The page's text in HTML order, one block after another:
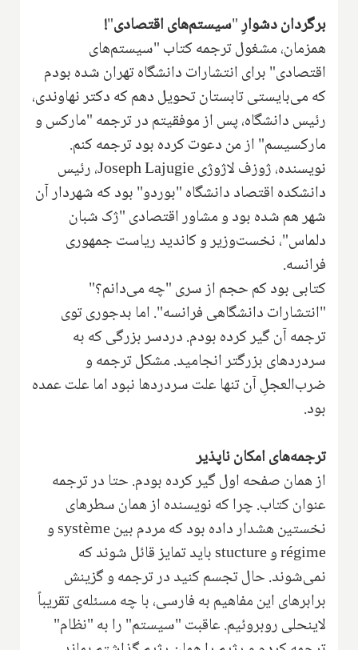
برگردان دشوارِ"سیستم‌های اقتصادی"
!
همزمان، مشغول ترجمه کتاب "سیستم‌های
اقتصادی" برای انتشارات دانشگاه تهران شده بودم
که می‌بایستی تابستان تحویل دهم که دکتر نهاوندی،
رئیس دانشگاه، پس از موفقیتم در ترجمه "مارکس و
مارکسیسم" از من دعوت کرده بود ترجمه کنم.
نویسنده، ژوزف لاژوژیJoseph Lajugie‌، رئیس
دانشکده اقتصاد دانشگاه "بوردو" بود که شهردار آن
شهر هم شده بود و مشاور اقتصادی "ژک شبان
دلماس"، نخست‌وزیر و کاندید ریاست جمهوری
فرانسه.
‌کتابی بود کم حجم از سری "چه می‌دانم؟"
"انتشارات دانشگاهی فرانسه". اما بدجوری توی
ترجمه آن گیر کرده بودم. دردسر بزرگی که به
سردردهای بزرگتر انجامید. مشکل ترجمه و
ضرب‌العجلِ آن تنها علت سردردها نبود اما علت عمده
بود.
ترجمه‌های امکان ناپذیر
از همان صفحه اول گیر کرده بودم. حتا در ترجمه
عنوان کتاب. چرا که نویسنده از همان سطرهای
نخستین هشدار داده بود که مردم بینsystèmeو
régimeوstuctureباید تمایز قائل شوند که
نمی‌شوند. حال تجسم کنید در ترجمه و گزینش
برابرهای این مفاهیم به فارسی، با چه مسئله‌ی تقریباً
لاینحلی روبروئیم. عاقبت "سیستم" را به "نظام"